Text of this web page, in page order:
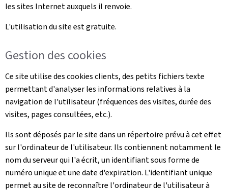
les sites Internet auxquels il renvoie.
L'utilisation du site est gratuite.
Gestion des cookies
Ce site utilise des cookies clients, des petits fichiers texte
permettant d'analyser les informations relatives à la
navigation de l'utilisateur (fréquences des visites, durée des
visites, pages consultées, etc.).
Ils sont déposés par le site dans un répertoire prévu à cet effet
sur l'ordinateur de l'utilisateur. Ils contiennent notamment le
nom du serveur qui l'a écrit, un identifiant sous forme de
numéro unique et une date d'expiration. L'identifiant unique
permet au site de reconnaître l'ordinateur de l'utilisateur à